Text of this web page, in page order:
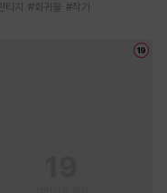
타지 #회귀물 #작가